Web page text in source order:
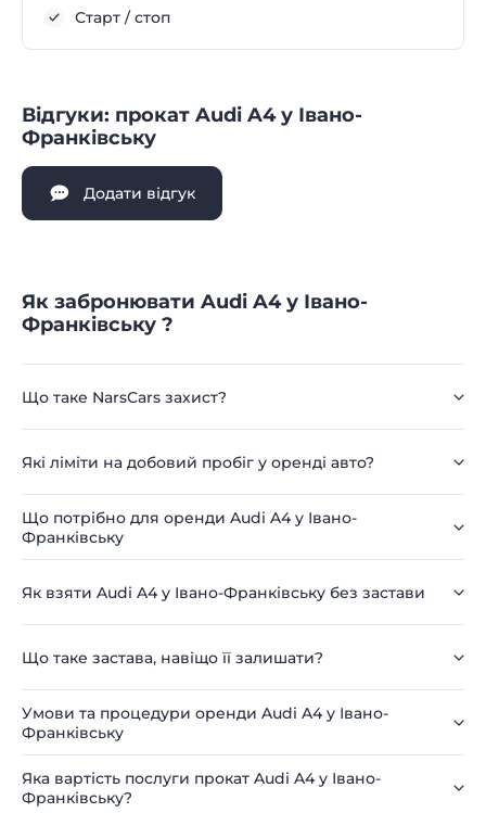
Старт / стоп
Відгуки: прокат Audi A4 у Івано-
Франківську
Додати відгук
Як забронювати Audi A4 у Івано-
Франківську ?
Що таке NarsCars захист?
Які ліміти на добовий пробіг у оренді авто?
Що потрібно для оренди Audi A4 у Івано-
Франківську
Як взяти Audi A4 у Івано-Франківську без застави
Що таке застава, навіщо її залишати?
Умови та процедури оренди Audi A4 у Івано-
Франківську
Яка вартість послуги прокат Audi A4 у Івано-
Франківську?